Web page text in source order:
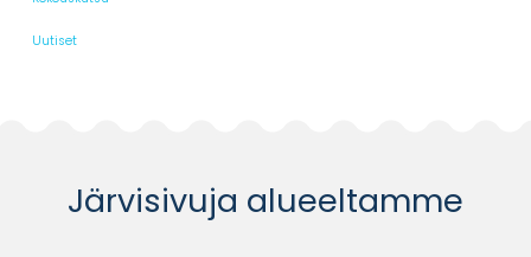
Uutiset
Järvisivuja alueeltamme